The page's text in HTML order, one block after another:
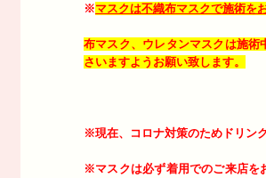
※マスクは不織布マスクで施術を
布マスク、ウレタンマスクは施
さいますようお願い致します。
※現在、コロナ対策のためドリン
※マスクは必ず着用でのご来店を